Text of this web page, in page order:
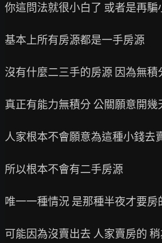
你這問法就很小白了 或者是再騙
基本上所有房源都是一手房源
沒有什麼二三手的房源 因為無積
真正有能力無積分 公關願意開幾
人家根本不會願意為這種小錢去
所以根本不會有二手房源
唯一一種情況 是那種半夜才要房
可能因為沒賣出去 人家賣房的